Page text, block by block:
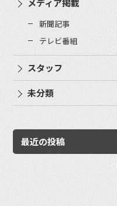
メディア掲載
新聞記事
テレビ番組
スタッフ
未分類
最近の投稿